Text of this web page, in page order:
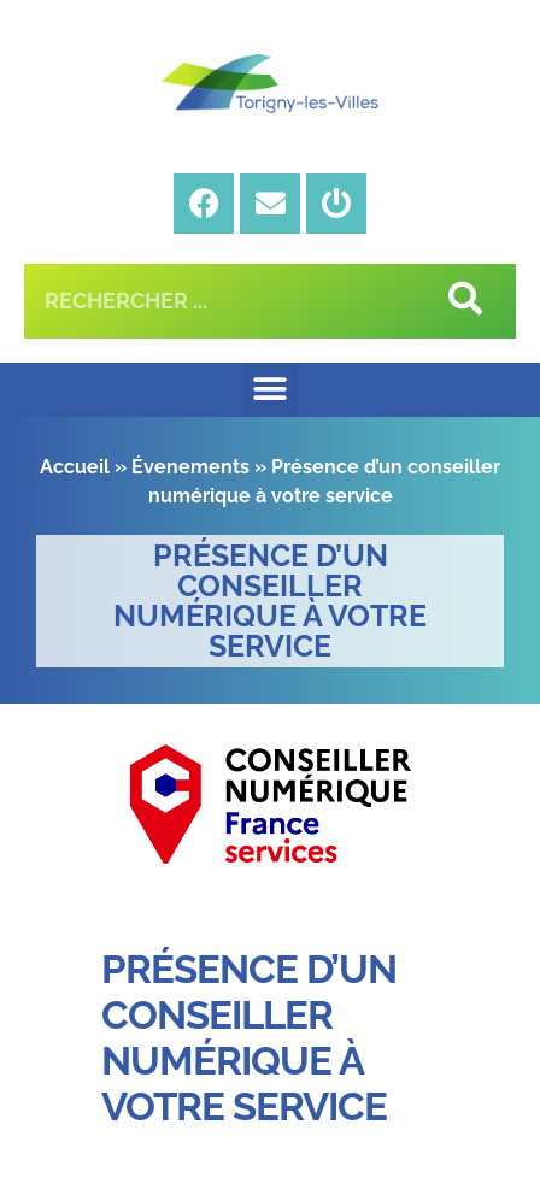
Accueil » Évenements » Présence d’un conseiller
numérique à votre service
PRÉSENCE D’UN
CONSEILLER
NUMÉRIQUE À VOTRE
SERVICE
PRÉSENCE D’UN
CONSEILLER
NUMÉRIQUE À
VOTRE SERVICE